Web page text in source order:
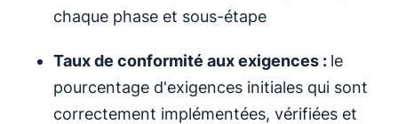
chaque phase et sous-étape
Taux de conformité aux exigences : le
pourcentage d'exigences initiales qui sont
correctement implémentées, vérifiées et